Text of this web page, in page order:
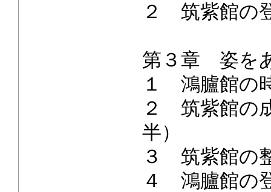
２ 筑紫館の
第３章 姿を
１ 鴻臚館の
２ 筑紫館の
半）
３ 筑紫館の
４ 鴻臚館の